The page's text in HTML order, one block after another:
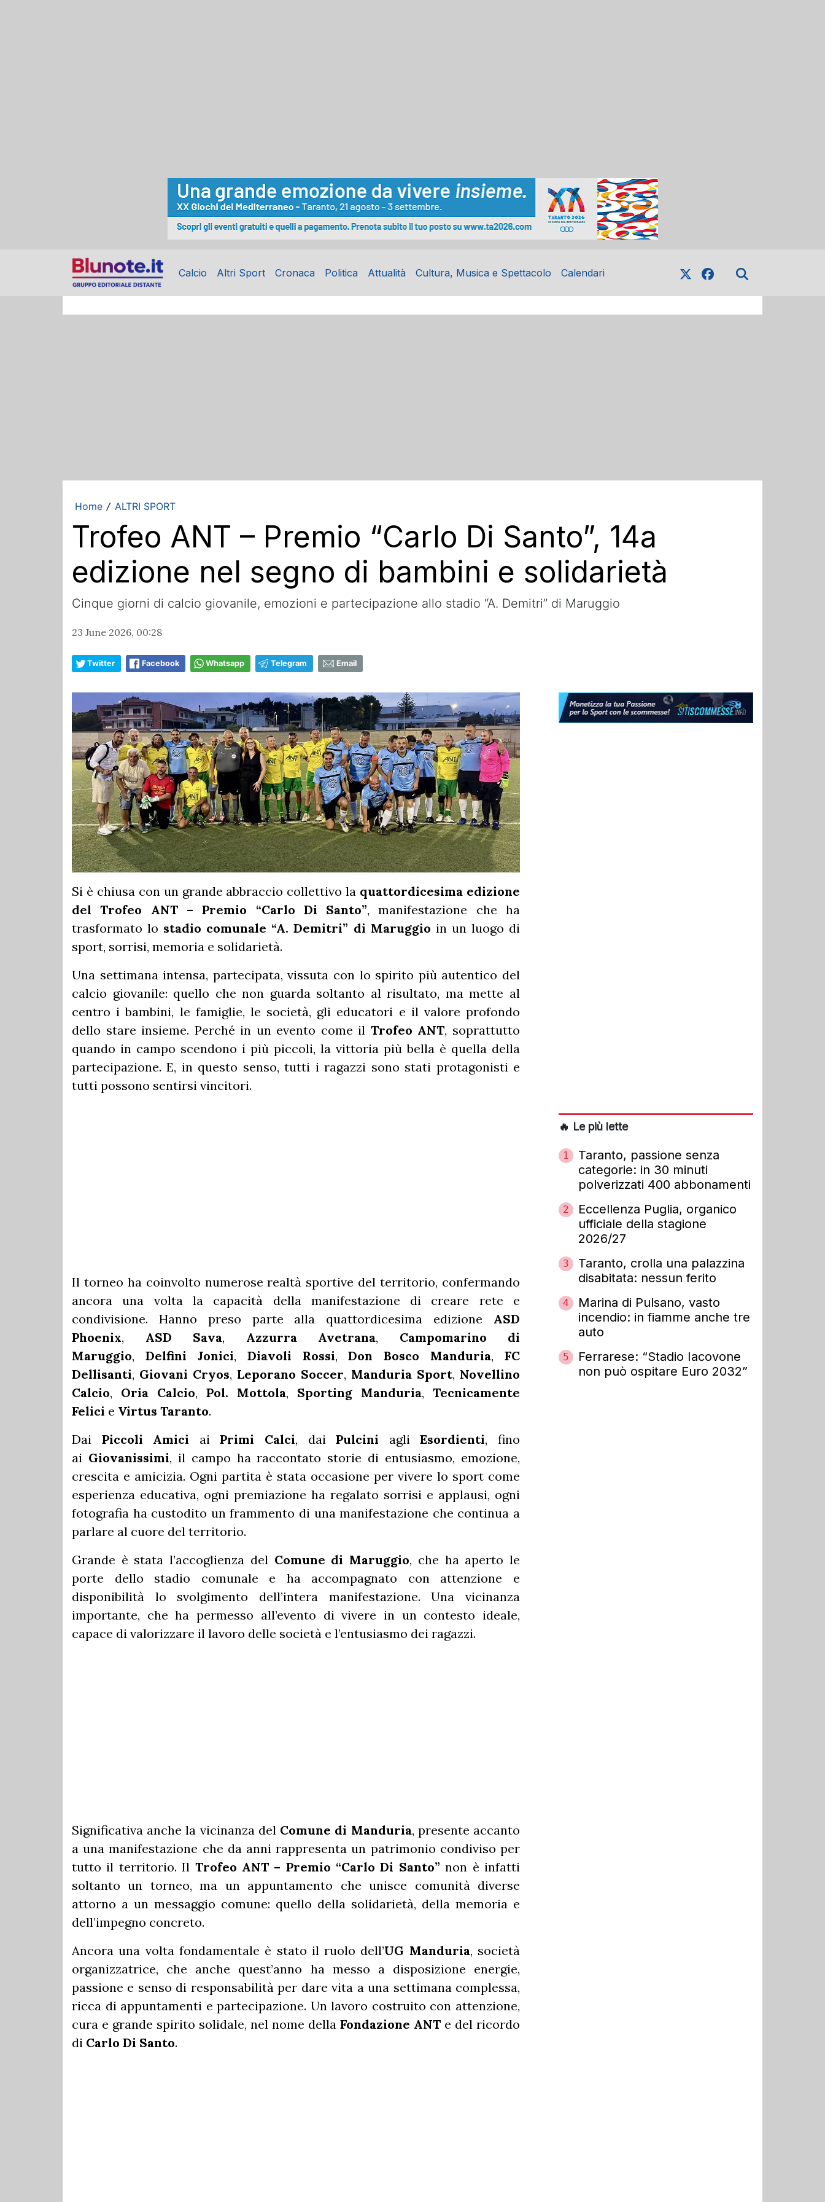
Calcio Altri Sport Cronaca Politica Attualità Cultura, Musica e Spettacolo Calendari
Home / ALTRI SPORT
Trofeo ANT – Premio “Carlo Di Santo”, 14a
edizione nel segno di bambini e solidarietà
Cinque giorni di calcio giovanile, emozioni e partecipazione allo stadio “A. Demitri” di Maruggio
23 June 2026, 00:28
Twitter Facebook Whatsapp Telegram Email
Si è chiusa con un grande abbraccio collettivo la quattordicesima edizione
del Trofeo ANT – Premio “Carlo Di Santo”, manifestazione che ha
trasformato lo stadio comunale “A. Demitri” di Maruggio in un luogo di
sport, sorrisi, memoria e solidarietà.
Una settimana intensa, partecipata, vissuta con lo spirito più autentico del
calcio giovanile: quello che non guarda soltanto al risultato, ma mette al
centro i bambini, le famiglie, le società, gli educatori e il valore profondo
dello stare insieme. Perché in un evento come il Trofeo ANT, soprattutto
quando in campo scendono i più piccoli, la vittoria più bella è quella della
partecipazione. E, in questo senso, tutti i ragazzi sono stati protagonisti e
tutti possono sentirsi vincitori.
Il torneo ha coinvolto numerose realtà sportive del territorio, confermando
ancora una volta la capacità della manifestazione di creare rete e
condivisione. Hanno preso parte alla quattordicesima edizione ASD
Phoenix, ASD Sava, Azzurra Avetrana, Campomarino di
Maruggio, Delfini Jonici, Diavoli Rossi,Don Bosco Manduria, FC
Dellisanti, Giovani Cryos, Leporano Soccer, Manduria Sport, Novellino
Calcio, Oria Calcio, Pol. Mottola, Sporting Manduria, Tecnicamente
Felici e Virtus Taranto.
Dai Piccoli Amici aiPrimi Calci, daiPulcini agliEsordienti, fino
ai Giovanissimi, il campo ha raccontato storie di entusiasmo, emozione,
crescita e amicizia. Ogni partita è stata occasione per vivere lo sport come
esperienza educativa, ogni premiazione ha regalato sorrisi e applausi, ogni
fotografia ha custodito un frammento di una manifestazione che continua a
parlare al cuore del territorio.
Grande è stata l’accoglienza del Comune di Maruggio, che ha aperto le
porte dello stadio comunale e ha accompagnato con attenzione e
disponibilità lo svolgimento dell’intera manifestazione. Una vicinanza
importante, che ha permesso all’evento di vivere in un contesto ideale,
capace di valorizzare il lavoro delle società e l’entusiasmo dei ragazzi.
Significativa anche la vicinanza del Comune di Manduria, presente accanto
a una manifestazione che da anni rappresenta un patrimonio condiviso per
tutto il territorio. Il Trofeo ANT – Premio “Carlo Di Santo” non è infatti
soltanto un torneo, ma un appuntamento che unisce comunità diverse
attorno a un messaggio comune: quello della solidarietà, della memoria e
dell’impegno concreto.
Ancora una volta fondamentale è stato il ruolo dell’UG Manduria, società
organizzatrice, che anche quest’anno ha messo a disposizione energie,
passione e senso di responsabilità per dare vita a una settimana complessa,
ricca di appuntamenti e partecipazione. Un lavoro costruito con attenzione,
cura e grande spirito solidale, nel nome della Fondazione ANT e del ricordo
di Carlo Di Santo.
🔥 Le più lette
1
Taranto, passione senza
categorie: in 30 minuti
polverizzati 400 abbonamenti
2
Eccellenza Puglia, organico
ufficiale della stagione
2026/27
3
Taranto, crolla una palazzina
disabitata: nessun ferito
4
Marina di Pulsano, vasto
incendio: in fiamme anche tre
auto
5
Ferrarese: “Stadio Iacovone
non può ospitare Euro 2032”